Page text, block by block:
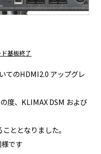
基板終了
てのHDMI2.0 アップグレ
度、KLIMAX DSM および
ととなりました。
です